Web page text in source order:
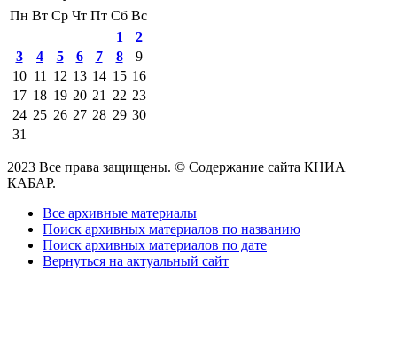
Пн Вт Ср Чт Пт Сб Вс
1
2
3
4 5 6 7 8
9
10 11 12 13 14 15 16
17 18 19 20 21 22 23
24 25 26 27 28 29 30
31
2023 Все права защищены. © Содержание сайта КНИА
КАБАР.
Все архивные материалы
Поиск архивных материалов по названию
Поиск архивных материалов по дате
Вернуться на актуальный сайт